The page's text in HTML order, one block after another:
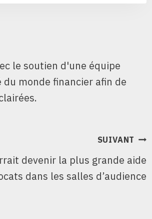
le soutien d'une équipe
monde financier afin de
SUIVANT
devenir la plus grande aide
dans les salles d’audience